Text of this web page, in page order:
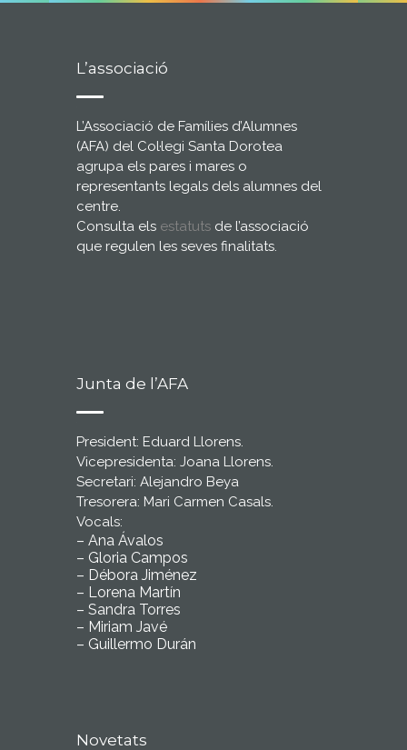
L’associació
L’Associació de Famílies d’Alumnes
(AFA) del Col·legi Santa Dorotea
agrupa els pares i mares o
representants legals dels alumnes del
centre.
Consulta els estatuts de l’associació
que regulen les seves finalitats.
Junta de l’AFA
President: Eduard Llorens.
Vicepresidenta: Joana Llorens.
Secretari: Alejandro Beya
Tresorera: Mari Carmen Casals.
Vocals:
– Ana Ávalos
– Gloria Campos
– Débora Jiménez
– Lorena Martín
– Sandra Torres
– Miriam Javé
– Guillermo Durán
Novetats